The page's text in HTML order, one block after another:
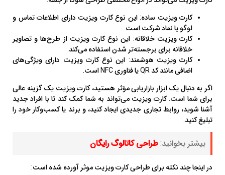
کارت ویزیت ساده: این نوع کارت ویزیت دارای اطلاعات تماس و
لوگو یا نماد شرکت است.
کارت ویزیت خلاقانه: این نوع کارت ویزیت از طرح‌ها و تصاویر
خلاقانه برای برجسته‌تر شدن استفاده می‌کند.
کارت ویزیت هوشمند: این نوع کارت ویزیت دارای ویژگی‌های
اضافی مانند کد QR یا فناوری NFC است.
اگر به دنبال یک ابزار بازاریابی مؤثر هستید، کارت ویزیت یک گزینه عالی
برای شما است. کارت ویزیت می‌تواند به شما کمک کند تا با افراد جدید
آشنا شوید، روابط تجاری جدیدی ایجاد کنید، و برند یا کسب‌وکار خود را
تبلیغ کنید.
بیشتر بخوانید: طراحی کاتالوگ رایگان
در اینجا چند نکته برای طراحی کارت ویزیت موثر آورده شده است: